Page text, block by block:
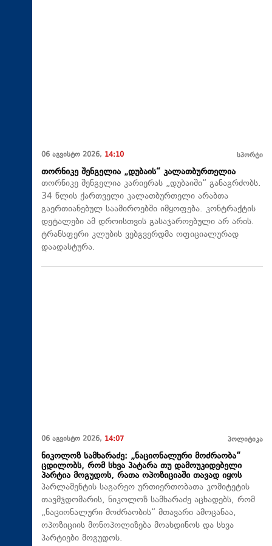
06 აგვისტო 2026, 14:10 სპორტი
თორნიკე შენგელია „დუბაის“ კალათბურთელია
თორნიკე შენგელია კარიერას „დუბაიში“ განაგრძობს.
34 წლის ქართველი კალათბურთელი არაბთა
გაერთიანებულ საამიროებში იმყოფება. კონტრაქტის
დეტალები ამ დროისთვის გასაჯაროებული არ არის.
ტრანსფერი კლუბის ვებგვერდმა ოფიციალურად
დაადასტურა.
06 აგვისტო 2026, 14:07 პოლიტიკა
ნიკოლოზ სამხარაძე: „ნაციონალური მოძრაობა“
ცდილობს, რომ სხვა პატარა თუ დამოუკიდებელი
პარტია მოგუდოს, რათა ოპოზიციაში თავად იყოს
პარლამენტის საგარეო ურთიერთობათა კომიტეტის
თავმჯდომარის, ნიკოლოზ სამხარაძე აცხადებს, რომ
„ნაციონალური მოძრაობის“ მთავარი ამოცანაა,
ოპოზიციის მონოპოლიზება მოახდინოს და სხვა
პარტიები მოგუდოს.